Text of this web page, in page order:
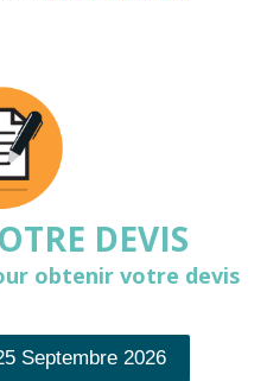
DEVIS
obtenir votre devis
Septembre 2026